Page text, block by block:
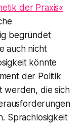
der Praxis«
begründet
auch nicht
könnte
der Politik
werden, die sich
Sprachlosigkeit